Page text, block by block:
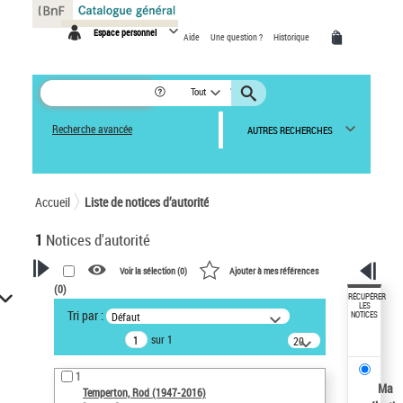
Espace personnel Aide Une question ? Historique
Tout
Recherche avancée AUTRES RECHERCHES
Accueil Liste de notices d’autorité
1 Notices d'autorité
VOTRE RECHERCHE
Recherche avancée dans les
notices d’autorité
Œuvres liées à l'auteur :
Temperton, Rod (1947-2016)
Voir la sélection (0) Ajouter à mes références
(0)
Tri par : Défaut
sur 1
20
résultats/page
1
Temperton, Rod (1947-2016)
RÉCUPÉRER
LES
NOTICES
Ma
Panneau de gestion des cookies